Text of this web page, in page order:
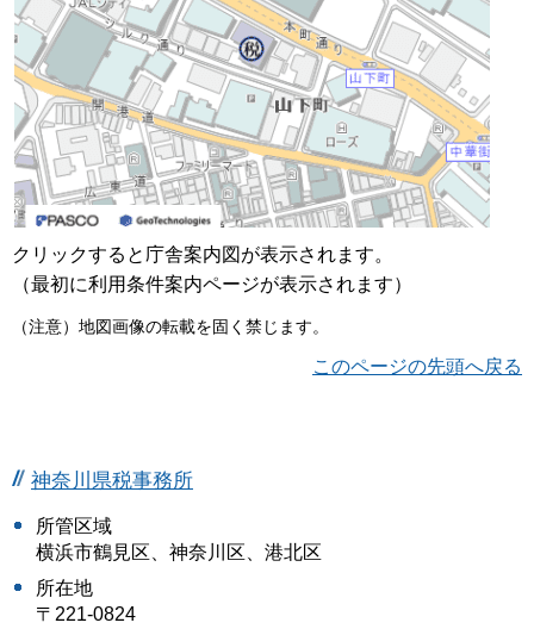
クリックすると庁舎案内図が表示されます。
（最初に利用条件案内ページが表示されます）
（注意）地図画像の転載を固く禁じます。
このページの先頭へ戻る
神奈川県税事務所
所管区域
横浜市鶴見区、神奈川区、港北区
所在地
〒221-0824